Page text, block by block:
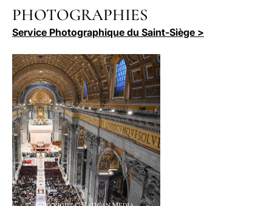
PHOTOGRAPHIES
Service Photographique du Saint-Siège >